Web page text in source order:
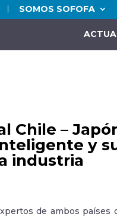
SOMOS SOFOFA
Chile –
y
industria
de ambos